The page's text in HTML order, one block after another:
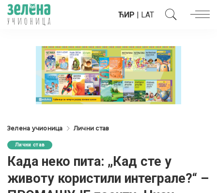
ЋИР | LAT
Зелена учионица Лични став
Лични став
Када неко пита: „Кад сте у
животу користили интеграле?“ –